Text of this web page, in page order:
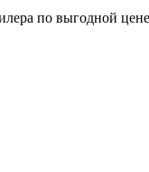
по выгодной